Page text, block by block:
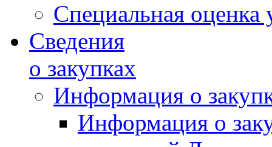
Специальная оценка
Сведения
о закупках
Информация о
Информация о